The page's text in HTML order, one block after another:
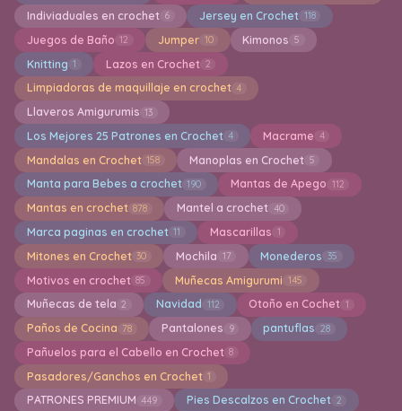
Indiviaduales en crochet 6 Jersey en Crochet 118
Juegos de Baño 12 Jumper 10 Kimonos 5
Knitting 1 Lazos en Crochet 2
Limpiadoras de maquillaje en crochet 4
Llaveros Amigurumis 13
Los Mejores 25 Patrones en Crochet 4 Macrame 4
Mandalas en Crochet 158 Manoplas en Crochet 5
Manta para Bebes a crochet 190 Mantas de Apego 112
Mantas en crochet 878 Mantel a crochet 40
Marca paginas en crochet 11 Mascarillas 1
Mitones en Crochet 30 Mochila 17 Monederos 35
Motivos en crochet 85 Muñecas Amigurumi 145
Muñecas de tela 2 Navidad 112 Otoño en Cochet 1
Paños de Cocina 78 Pantalones 9 pantuflas 28
Pañuelos para el Cabello en Crochet 8
Pasadores/Ganchos en Crochet 1
PATRONES PREMIUM 449 Pies Descalzos en Crochet 2